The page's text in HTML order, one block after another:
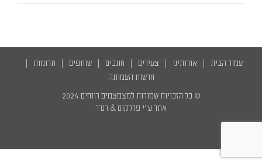
עמוד הבית אודותינו צעירים חונכים שותפים
תרומות
חדשות העמותה
© כל הזכויות שמורות למצמצמים רווחים 2024
אתר ע״י פרלקום& רנדר